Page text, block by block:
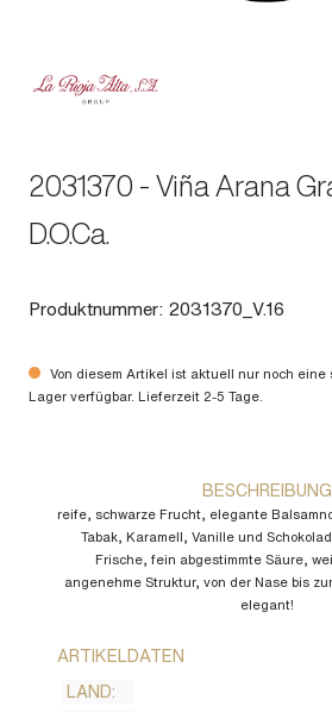
2031370 - Viña Arana
D.O.Ca.
Produktnummer: 2031370_V.16
Von diesem Artikel ist aktuell nur noch eine
Lager verfügbar. Lieferzeit 2-5 Tage.
ARTIKELDATEN
LAND:
BESCHREIBUNG
reife, schwarze Frucht, elegante
Tabak, Karamell, Vanille und
Frische, fein abgestimmte Säure,
angenehme Struktur, von der Nase bis
elegant!